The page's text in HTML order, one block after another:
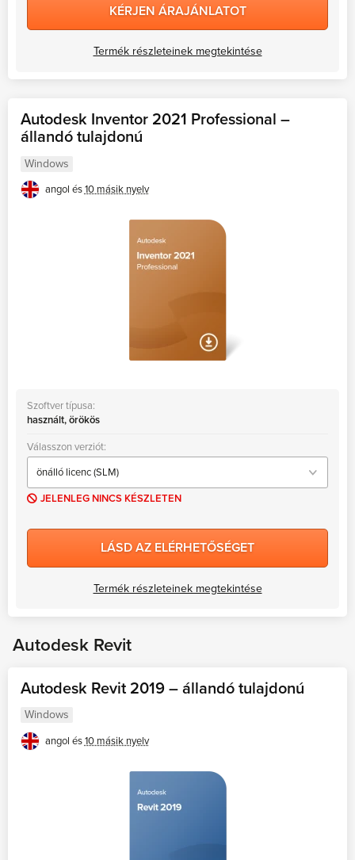
KÉRJEN ÁRAJÁNLATOT
Termék részleteinek megtekintése
Autodesk Inventor 2021 Professional –
állandó tulajdonú
Windows
angol és10 másik nyelv
Szoftver típusa:
használt, örökös
Válasszon verziót:
JELENLEG NINCS KÉSZLETEN
LÁSD AZ ELÉRHETŐSÉGET
Termék részleteinek megtekintése
Autodesk Revit
Autodesk Revit 2019 – állandó tulajdonú
Windows
angol és10 másik nyelv